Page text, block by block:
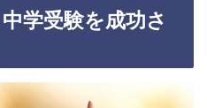
学受験を成功さ